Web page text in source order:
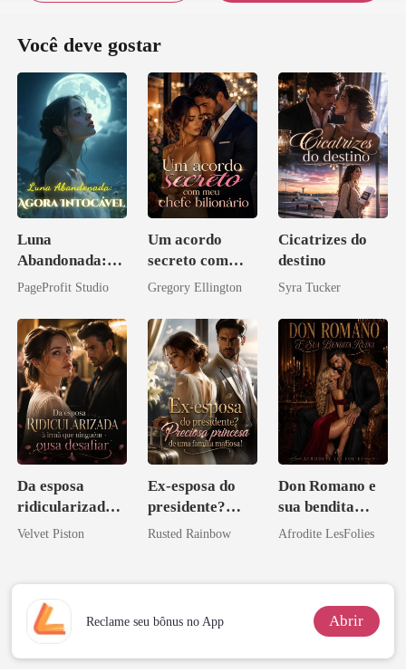
Você deve gostar
Luna
Abandonada:
Agora Intocável
PageProfit Studio
Um acordo
secreto com
meu chefe
Gregory Ellington
Cicatrizes do
destino
Syra Tucker
Da esposa
ridicularizada à
irmã que
Velvet Piston
Ex-esposa do
presidente?
Preciosa
mafiosa!
Rusted Rainbow
Don Romano e
sua bendita
ruína
Afrodite LesFolies
Reclame seu bônus no App Abrir